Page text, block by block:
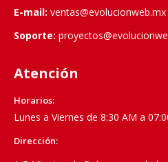
E-mail: ventas@evolucionweb.mx
Soporte:
Atención
Horarios:
Lunes a Viernes de 8:30 AM a
Dirección: